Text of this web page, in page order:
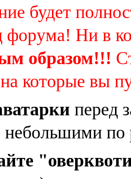
будет
форума! Ни в
образом!!!
которые вы
перед
небольшими по